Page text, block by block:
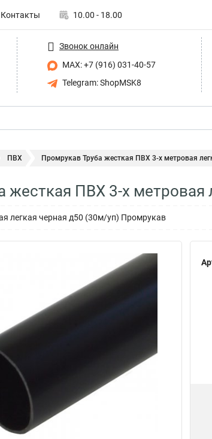
Контакты 10.00 - 18.00
Звонок онлайн
MAX: +7 (916) 031-40-57
Telegram: ShopMSK8
ПВХ Промрукав Труба жесткая ПВХ 3-х метровая
жесткая ПВХ 3-х метровая
легкая черная д50 (30м/уп) Промрукав